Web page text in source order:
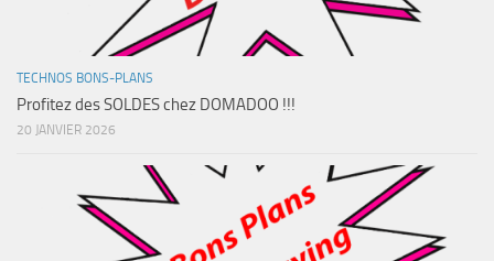
TECHNOS BONS-PLANS
Profitez des SOLDES chez DOMADOO !!!
20 JANVIER 2026